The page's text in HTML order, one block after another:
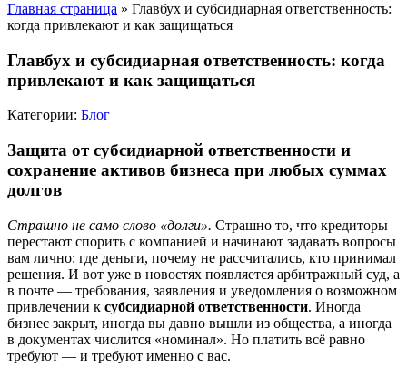
Главная страница » Главбух и субсидиарная ответственность:
когда привлекают и как защищаться
Главбух и субсидиарная ответственность: когда
привлекают и как защищаться
Категории: Блог
Защита от субсидиарной ответственности и
сохранение активов бизнеса при любых суммах
долгов
Страшно не само слово «долги». Страшно то, что кредиторы
перестают спорить с компанией и начинают задавать вопросы
вам лично: где деньги, почему не рассчитались, кто принимал
решения. И вот уже в новостях появляется арбитражный суд, а
в почте — требования, заявления и уведомления о возможном
привлечении к субсидиарной ответственности. Иногда
бизнес закрыт, иногда вы давно вышли из общества, а иногда
в документах числится «номинал». Но платить всё равно
требуют — и требуют именно с вас.